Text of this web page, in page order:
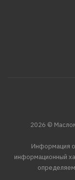
2026 ©
Информация о
информационный